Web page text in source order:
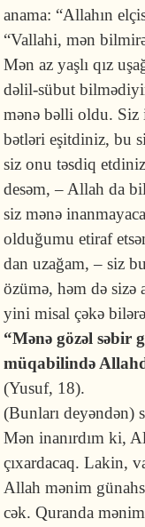
anama: “Allahın
“Vallahi, mən
Mən az yaşlı qız
dəlil-sübut
mənə bəlli oldu. Siz
bət­lə­ri eşit­diniz, bu
siz onu təsdiq
desəm, – Allah da
siz mənə
olduğumu eti­raf
dan uzağam, – siz
özümə, həm də sizə
yini misal çəkə
“Mənə gözəl səbir
müqabilində
(Yusuf, 18).
(Bunları deyəndən)
Mən inanırdım ki,
çıxardacaq. Lakin,
Allah mənim
cək. Quranda mənim